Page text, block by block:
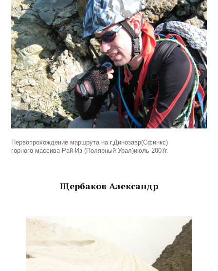
Первопрохождение маршрута на г.Динозавр(Сфинкс)
горного массива Рай-Из (Полярный Урал)июль 2007г.
Щербаков Александр